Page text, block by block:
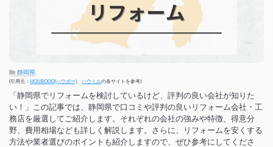
静岡県
(引用元： HOUBOOO(ハウボー)、 ハウミルの各サイトを参考)
「静岡県でリフォームを検討しているけど、評判の良い会社が知りた
い！」この記事では、静岡県で口コミや評判の良いリフォーム会社・工
務店を厳選してご紹介します。それぞれの会社の強みや特徴、得意分
野、費用相場なども詳しく解説します。さらに、リフォームを安くする
方法や業者選びのポイントも紹介しますので、ぜひ参考にしてくださ